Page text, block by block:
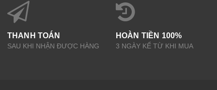
THANH TOÁN
SAU KHI NHẬN ĐƯỢC HÀNG
HOÀN TIỀN 100%
3 NGÀY KỂ TỪ KHI MUA